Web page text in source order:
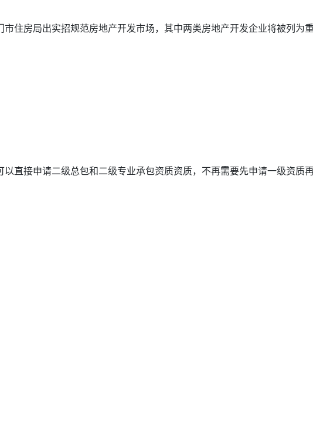
住房局出实招规范房地产开发市场，其中两类房地产开发企业将被列为
直接申请二级总包和二级专业承包资质资质，不再需要先申请一级资质